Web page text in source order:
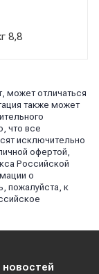
8,8
может отличаться
также может
что все
исключительно
офертой,
Российской
о
пожалуйста, к
новостей